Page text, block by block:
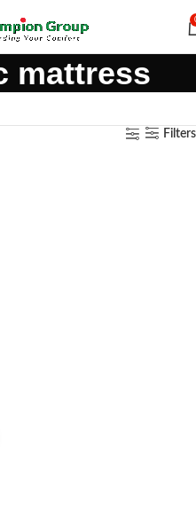
mattress
Filters